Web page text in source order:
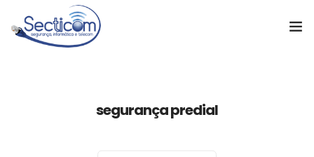
segurança predial